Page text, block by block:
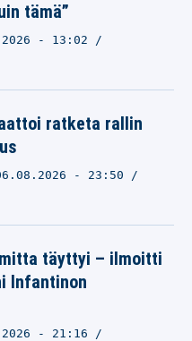
tämä”
- 13:02
ratketa rallin
- 23:50
täyttyi – ilmoitti
Infantinon
- 21:16